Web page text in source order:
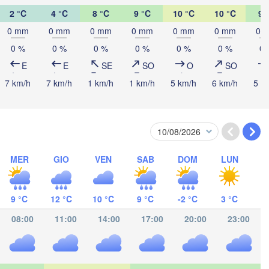
2 °C
0 mm
0 %
E
7 km/h
4 °C
0 mm
0 %
E
7 km/h
8 °C
0 mm
0 %
SE
1 km/h
9 °C
0 mm
0 %
SO
1 km/h
10 °C
0 mm
0 %
O
5 km/h
10 °C
0 mm
0 %
SO
6 km/h
9
0
0
5
MER
9 °C
GIO
12 °C
VEN
10 °C
SAB
9 °C
DOM
-2 °C
LUN
3 °C
08:00 11:00 14:00 17:00 20:00 23:00
Concordia
Mar del Plata
Gualeguaychú
Tandil
Bagé
Pelotas
URUGUAY